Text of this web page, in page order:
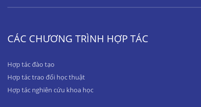
CÁC CHƯƠNG TRÌNH HỢP TÁC
Hợp tác đào tạo
Hợp tác trao đổi học thuật
Hợp tác nghiên cứu khoa học